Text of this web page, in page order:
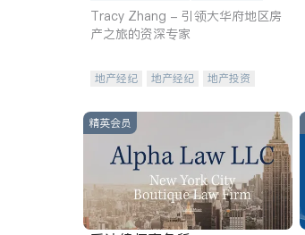
Tracy Zhang - 引领大华府地区房
产之旅的资深专家
地产经纪 地产经纪
地产投资
精英会员